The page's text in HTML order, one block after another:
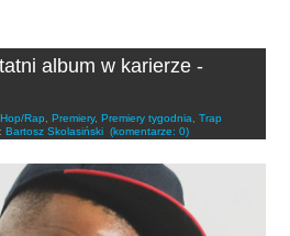
album w karierze -
Rap, Premiery, Premiery tygodnia, Trap
Bartosz Skolasiński (komentarze: 0)